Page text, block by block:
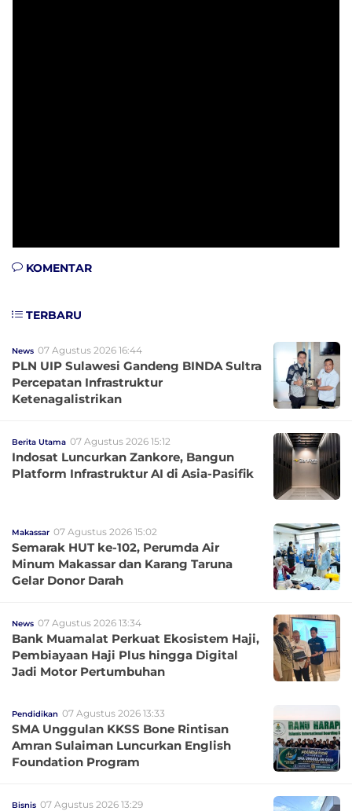
KOMENTAR
TERBARU
News 07 Agustus 2026 16:44
PLN UIP Sulawesi Gandeng BINDA Sultra
Percepatan Infrastruktur
Ketenagalistrikan
Berita Utama 07 Agustus 2026 15:12
Indosat Luncurkan Zankore, Bangun
Platform Infrastruktur AI di Asia-Pasifik
Makassar 07 Agustus 2026 15:02
Semarak HUT ke-102, Perumda Air
Minum Makassar dan Karang Taruna
Gelar Donor Darah
News 07 Agustus 2026 13:34
Bank Muamalat Perkuat Ekosistem Haji,
Pembiayaan Haji Plus hingga Digital
Jadi Motor Pertumbuhan
Pendidikan 07 Agustus 2026 13:33
SMA Unggulan KKSS Bone Rintisan
Amran Sulaiman Luncurkan English
Foundation Program
Bisnis 07 Agustus 2026 13:29